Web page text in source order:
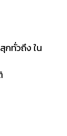
กทั่วถึง ใน